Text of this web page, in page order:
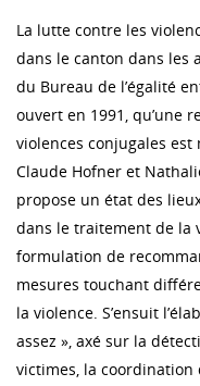
La lutte contre les
dans le canton dans les
du Bureau de l’égalité
ouvert en 1991, qu’une
violences conjugales
Claude Hofner et
propose un état des
dans le traitement de la
formulation de
mesures touchant
la violence. S’ensuit
assez », axé sur la
victimes, la coordination